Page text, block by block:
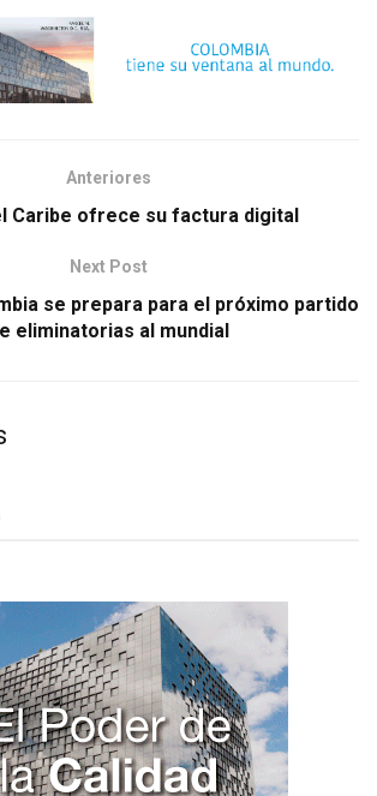
Anteriores
Caribe ofrece su factura digital
Next Post
se prepara para el próximo partido
eliminatorias al mundial